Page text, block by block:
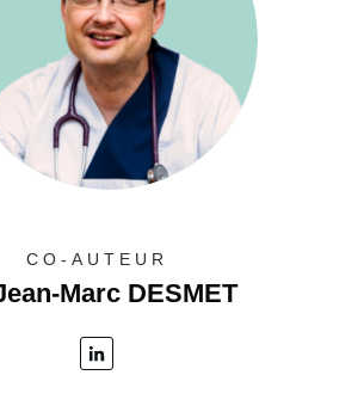
CO-AUTEUR
Marc DESMET